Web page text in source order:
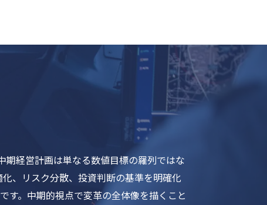
期経営計画は単なる数値目標の羅列ではな
、リスク分散、投資判断の基準を明確化
す。中期的視点で変革の全体像を描くこと